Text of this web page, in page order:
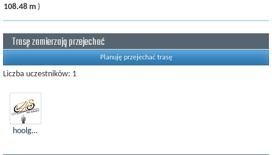
108.48 m )
Trasę zamierzają przejechać
Planuję przejechać trasę
Liczba uczestników: 1
hoolgerr